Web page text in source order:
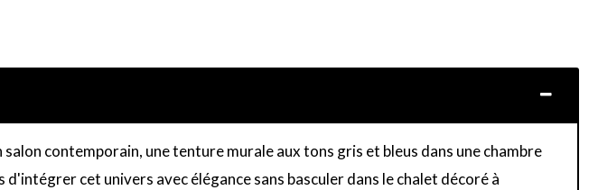
contemporain, une tenture murale aux tons gris et bleus dans une chambre
cet univers avec élégance sans basculer dans le chalet décoré à